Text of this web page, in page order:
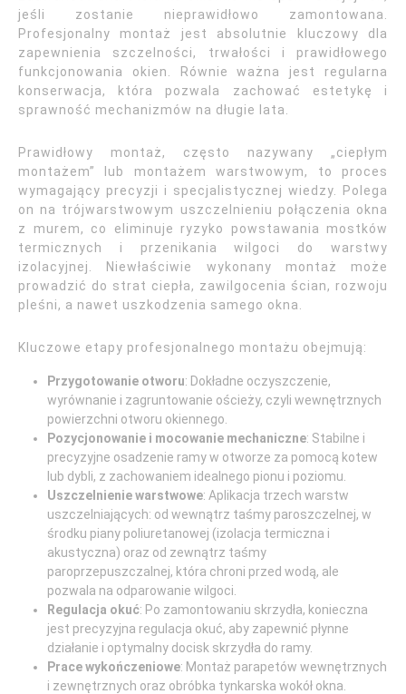
jeśli zostanie nieprawidłowo zamontowana.
Profesjonalny montaż jest absolutnie kluczowy dla
zapewnienia szczelności, trwałości i prawidłowego
funkcjonowania okien. Równie ważna jest regularna
konserwacja, która pozwala zachować estetykę i
sprawność mechanizmów na długie lata.
Prawidłowy montaż, często nazywany „ciepłym
montażem” lub montażem warstwowym, to proces
wymagający precyzji i specjalistycznej wiedzy. Polega
on na trójwarstwowym uszczelnieniu połączenia okna
z murem, co eliminuje ryzyko powstawania mostków
termicznych i przenikania wilgoci do warstwy
izolacyjnej. Niewłaściwie wykonany montaż może
prowadzić do strat ciepła, zawilgocenia ścian, rozwoju
pleśni, a nawet uszkodzenia samego okna.
Kluczowe etapy profesjonalnego montażu obejmują:
Przygotowanie otworu: Dokładne oczyszczenie,
wyrównanie i zagruntowanie ościeży, czyli wewnętrznych
powierzchni otworu okiennego.
Pozycjonowanie i mocowanie mechaniczne: Stabilne i
precyzyjne osadzenie ramy w otworze za pomocą kotew
lub dybli, z zachowaniem idealnego pionu i poziomu.
Uszczelnienie warstwowe: Aplikacja trzech warstw
uszczelniających: od wewnątrz taśmy paroszczelnej, w
środku piany poliuretanowej (izolacja termiczna i
akustyczna) oraz od zewnątrz taśmy
paroprzepuszczalnej, która chroni przed wodą, ale
pozwala na odparowanie wilgoci.
Regulacja okuć: Po zamontowaniu skrzydła, konieczna
jest precyzyjna regulacja okuć, aby zapewnić płynne
działanie i optymalny docisk skrzydła do ramy.
Prace wykończeniowe: Montaż parapetów wewnętrznych
i zewnętrznych oraz obróbka tynkarska wokół okna.